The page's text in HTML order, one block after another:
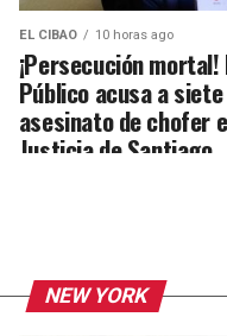
EL CIBAO 10 horas ago
¡Persecución
Público acusa a
asesinato de chofer
Justicia de Santiago
NEW YORK